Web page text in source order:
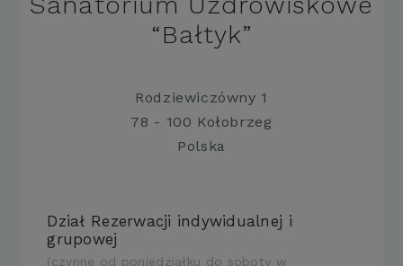
“Bałtyk”
Rodziewiczówny 1
78 - 100 Kołobrzeg
Polska
Dział Rezerwacji indywidualnej i
grupowej
(czynne od poniedziałku do soboty w